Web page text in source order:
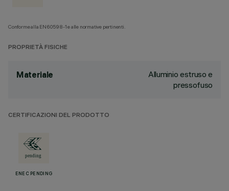
Conforme alla EN60598-1 e alle normative pertinenti.
PROPRIETÀ FISICHE
Materiale
Alluminio estruso e
pressofuso
CERTIFICAZIONI DEL PRODOTTO
ENEC PENDING